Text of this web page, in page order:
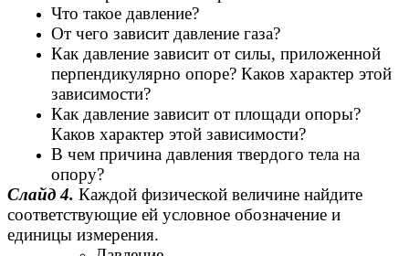
Что такое давление?
От чего зависит давление газа?
Как давление зависит от силы, приложенной
перпендикулярно опоре? Каков характер этой
зависимости?
Как давление зависит от площади опоры?
Каков характер этой зависимости?
В чем причина давления твердого тела на
опору?
Слайд 4. Каждой физической величине найдите
соответствующие ей условное обозначение и
единицы измерения.